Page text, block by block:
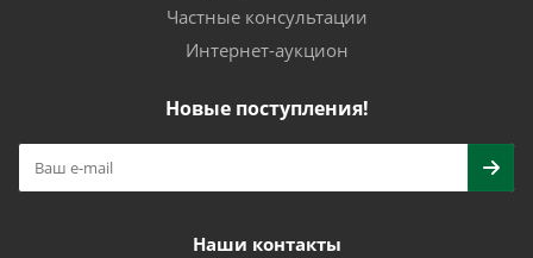
Частные консультации
Интернет-аукцион
Новые поступления!
Наши контакты